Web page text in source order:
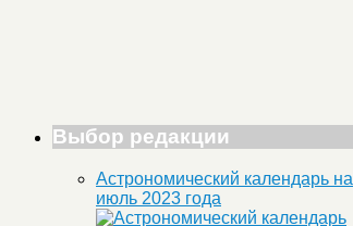
Выбор редакции
Астрономический календарь на
июль 2023 года